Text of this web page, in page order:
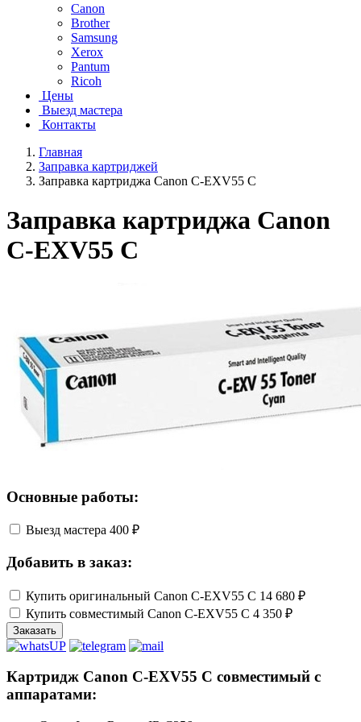
Canon
Brother
Samsung
Xerox
Pantum
Ricoh
Цены
Выезд мастера
Контакты
Главная
Заправка картриджей
Заправка картриджа Canon C-EXV55 C
Заправка картриджа Canon
C-EXV55 C
Основные работы:
Выезд мастера 400 ₽
Добавить в заказ:
Купить оригинальный Canon C-EXV55 C 14 680 ₽
Купить совместимый Canon C-EXV55 C 4 350 ₽
Заказать
Картридж Canon C-EXV55 C совместимый с
аппаратами: